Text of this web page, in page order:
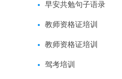
早安共勉句子语录
教师资格证培训
教师资格证培训
驾考培训